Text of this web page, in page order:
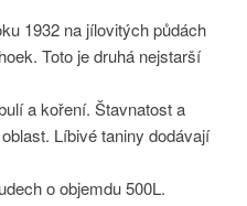
1932 na jílovitých půdách
Toto je druhá nejstarší
a koření. Štavnatost a
Líbivé taniny dodávají
o objemdu 500L.